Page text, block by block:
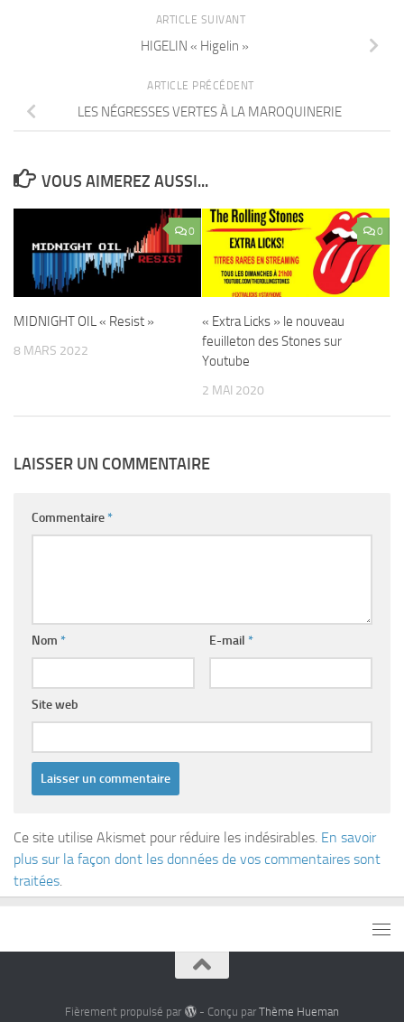
ARTICLE SUIVANT
HIGELIN « Higelin »
ARTICLE PRÉCÉDENT
LES NÉGRESSES VERTES À LA MAROQUINERIE
VOUS AIMEREZ AUSSI...
0
MIDNIGHT OIL « Resist »
8 MARS 2022
0
« Extra Licks » le nouveau
feuilleton des Stones sur
Youtube
2 MAI 2020
LAISSER UN COMMENTAIRE
Commentaire*
Nom * E-mail *
Site web
Ce site utilise Akismet pour réduire les indésirables. En savoir
plus sur la façon dont les données de vos commentaires sont
traitées
Fièrement propulsé par - Conçu par Thème Hueman